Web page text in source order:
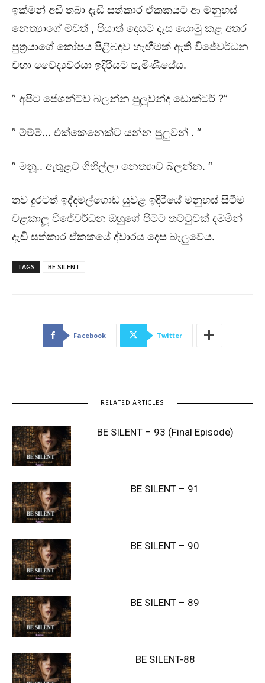
ඉක්මන් අඩි තබා දැඩි සත්කාර ඒකකයට ආ මනුහස්
නෙත්‍යාගේ මවත් , පියාත් දෙසට දෑස යොමු කළ අතර
පුත්‍රයාගේ කෝපය පිළිබඳව හැඟීමක් ඇති විජේවර්ධන
වහා වෛද්‍යවරයා ඉදිරියට පැමිණියේය.
” අපිට පේශන්ට්ව බලන්න පුලුවන්ද ඩොක්ටර් ?”
” ම්ම්ම්… එක්කෙනෙක්ට යන්න පුලුවන් . “
” මනූ.. ඇතුළට ගිහිල්ලා නෙත්‍යාව බලන්න. “
තව දුරටත් ඉද්දමල්ගොඩ යුවළ ඉදිරියේ මනුහස් සිටීම
වළකාලූ විජේවර්ධන ඔහුගේ පිටට තට්ටුවක් දමමින්
දැඩි සත්කාර ඒකකයේ ද්වාරය දෙස බැලුවේය.
TAGS BE SILENT
Facebook Twitter
RELATED ARTICLES
BE SILENT – 93 (Final Episode)
BE SILENT – 91
BE SILENT – 90
BE SILENT – 89
BE SILENT-88